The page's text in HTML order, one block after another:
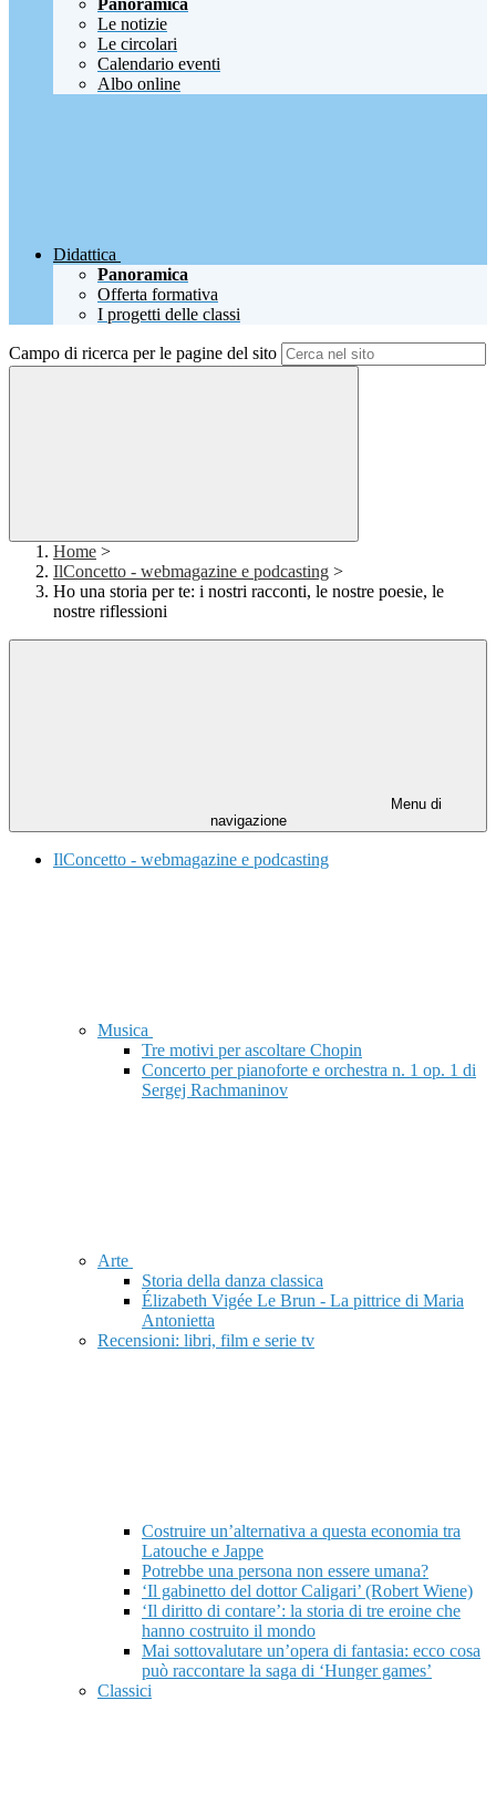
Panoramica
Le notizie
Le circolari
Calendario eventi
Albo online
Didattica
Panoramica
Offerta formativa
I progetti delle classi
Campo di ricerca per le pagine del sito
Home >
IlConcetto - webmagazine e podcasting >
Ho una storia per te: i nostri racconti, le nostre poesie, le
nostre riflessioni
Menu di
navigazione
IlConcetto - webmagazine e podcasting
Musica
Tre motivi per ascoltare Chopin
Concerto per pianoforte e orchestra n. 1 op. 1 di
Sergej Rachmaninov
Arte
Storia della danza classica
Élizabeth Vigée Le Brun - La pittrice di Maria
Antonietta
Recensioni: libri, film e serie tv
Costruire un’alternativa a questa economia tra
Latouche e Jappe
Potrebbe una persona non essere umana?
‘Il gabinetto del dottor Caligari’ (Robert Wiene)
‘Il diritto di contare’: la storia di tre eroine che
hanno costruito il mondo
Mai sottovalutare un’opera di fantasia: ecco cosa
può raccontare la saga di ‘Hunger games’
Classici